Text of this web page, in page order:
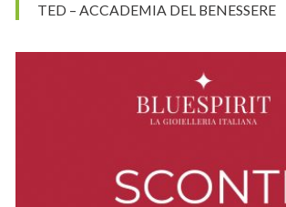
TED – ACCADEMIA DEL BENESSERE